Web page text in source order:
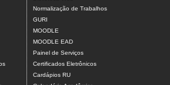
Normalização de Trabalhos
GURI
MOODLE
MOODLE EAD
Painel de Serviços
Certificados Eletrônicos
Cardápios RU